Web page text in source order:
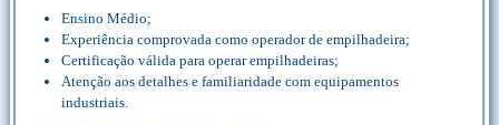
Ensino Médio;
Experiência comprovada como operador de empilhadeira;
Certificação válida para operar empilhadeiras;
Atenção aos detalhes e familiaridade com equipamentos
industriais.